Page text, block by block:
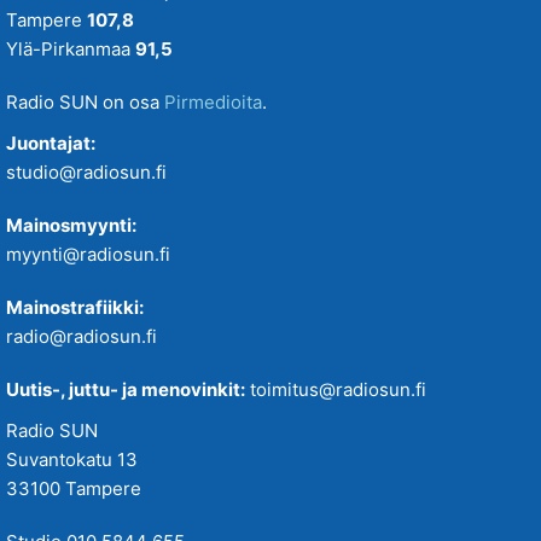
Tampere 107,8
Ylä-Pirkanmaa 91,5
Radio SUN on osa Pirmedioita.
Juontajat:
studio@radiosun.fi
Mainosmyynti:
myynti@radiosun.fi
Mainostrafiikki:
radio@radiosun.fi
Uutis-, juttu- ja menovinkit: toimitus@radiosun.fi
Radio SUN
Suvantokatu 13
33100 Tampere